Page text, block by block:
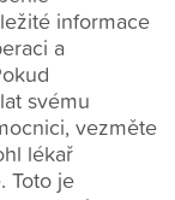
informace
a
svému
vezměte
lékař
Toto je